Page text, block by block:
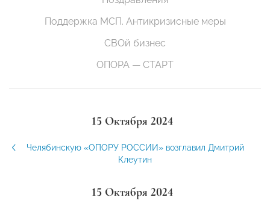
Поддержка МСП. Антикризисные меры
СВОй бизнес
ОПОРА — СТАРТ
15 Октября 2024
Челябинскую «ОПОРУ РОССИИ» возглавил Дмитрий
Клеутин
15 Октября 2024